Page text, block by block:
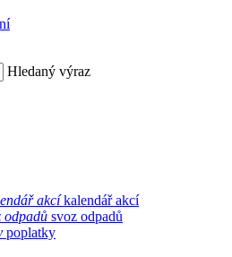
Hledaný výraz
kalendář akcí
svoz odpadů
poplatky